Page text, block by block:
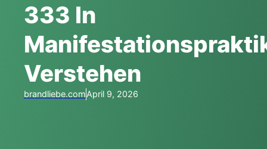
333 In
Verstehen
brandliebe.comApril 9, 2026